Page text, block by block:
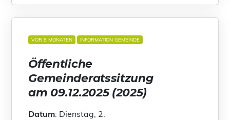
VOR 8 MONATEN INFORMATION GEMEINDE
Öffentliche
Gemeinderatssitzung
am 09.12.2025 (2025)
Datum: Dienstag, 2.